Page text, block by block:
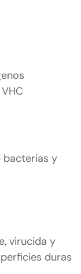
bacterias y
virucida y
duras